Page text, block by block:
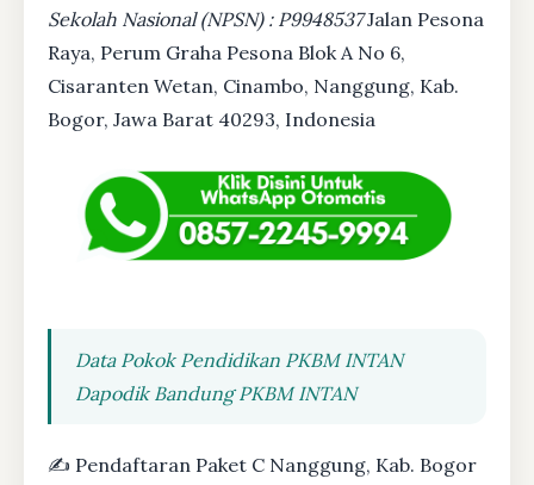
Sekolah Nasional (NPSN) : P9948537Jalan Pesona
Raya, Perum Graha Pesona Blok A No 6,
Cisaranten Wetan, Cinambo, Nanggung, Kab.
Bogor, Jawa Barat 40293, Indonesia
Data Pokok Pendidikan PKBM INTAN
Dapodik Bandung PKBM INTAN
✍ Pendaftaran Paket C Nanggung, Kab. Bogor